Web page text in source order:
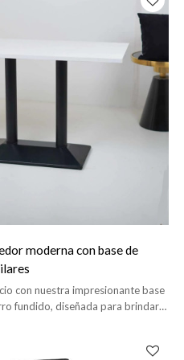
moderna con base de
con nuestra impresionante base
fundido, diseñada para brindar